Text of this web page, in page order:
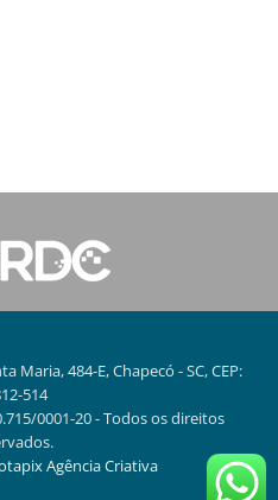
Maria, 484-E, Chapecó - SC, CEP:
514
0001-20 - Todos os direitos
Agência Criativa